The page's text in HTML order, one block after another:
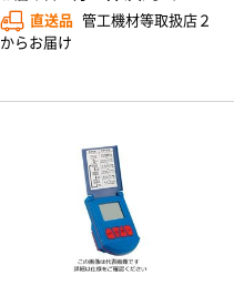
直送品 管工機材等取扱店２
からお届け